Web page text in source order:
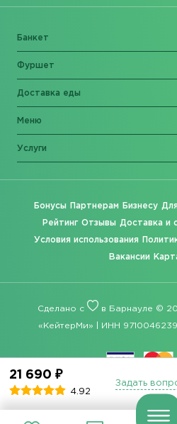
21 690 ₽
4.92
Задать
Банкет
Фуршет
Доставка еды
Меню
Услуги
Бонусы Партнерам Бизнесу
Рейтинг Отзывы Доставка и
Условия использования
Вакансии
Сделано с в Барнауле ©
«КейтерМи» | ИНН